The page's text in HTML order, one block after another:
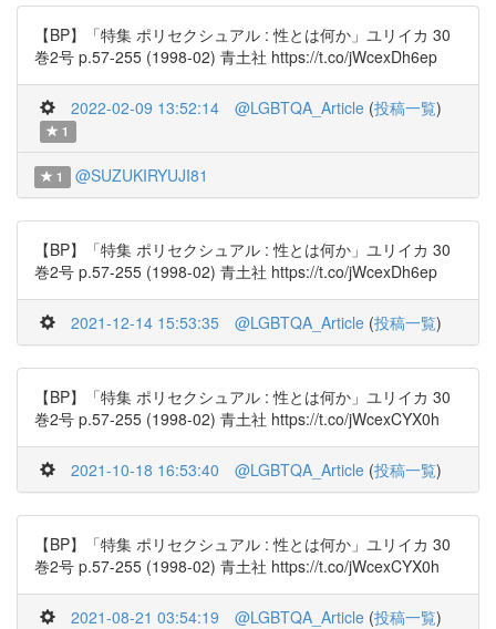
【BP】「特集 ポリセクシュアル : 性とは何か」ユリイカ 30
巻2号 p.57-255 (1998-02) 青土社 https://t.co/jWcexDh6ep
2022-02-09 13:52:14 @LGBTQA_Article (投稿一覧)
1
1 @SUZUKIRYUJI81
【BP】「特集 ポリセクシュアル : 性とは何か」ユリイカ 30
巻2号 p.57-255 (1998-02) 青土社 https://t.co/jWcexDh6ep
2021-12-14 15:53:35 @LGBTQA_Article (投稿一覧)
【BP】「特集 ポリセクシュアル : 性とは何か」ユリイカ 30
巻2号 p.57-255 (1998-02) 青土社 https://t.co/jWcexCYX0h
2021-10-18 16:53:40 @LGBTQA_Article (投稿一覧)
【BP】「特集 ポリセクシュアル : 性とは何か」ユリイカ 30
巻2号 p.57-255 (1998-02) 青土社 https://t.co/jWcexCYX0h
2021-08-21 03:54:19 @LGBTQA_Article (投稿一覧)